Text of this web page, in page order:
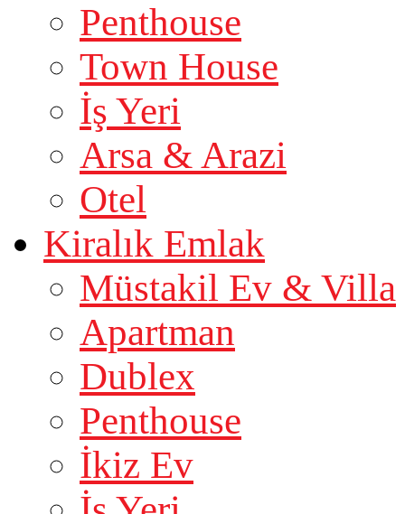
Penthouse
Town House
İş Yeri
Arsa & Arazi
Otel
Kiralık Emlak
Müstakil Ev & Villa
Apartman
Dublex
Penthouse
İkiz Ev